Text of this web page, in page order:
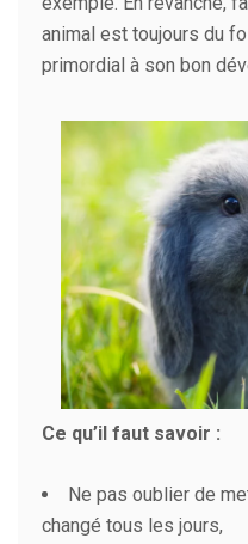
animal est toujours du
primordial à son bon
Ce qu’il faut savoir :
Ne pas oublier de
changé tous les jours,